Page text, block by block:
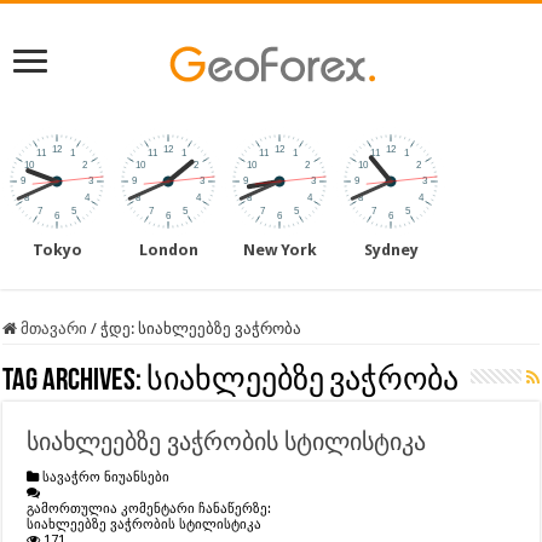
Tokyo London New York Sydney
მთავარი / ჭდე:სიახლეებზე ვაჭრობა
Tag Archives: სიახლეებზე ვაჭრობა
სიახლეებზე ვაჭრობის სტილისტიკა
სავაჭრო ნიუანსები
გამორთულია კომენტარი ჩანაწერზე:
სიახლეებზე ვაჭრობის სტილისტიკა